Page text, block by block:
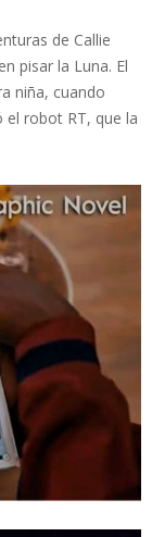
de Callie
pisar la Luna. El
niña, cuando
robot RT, que la